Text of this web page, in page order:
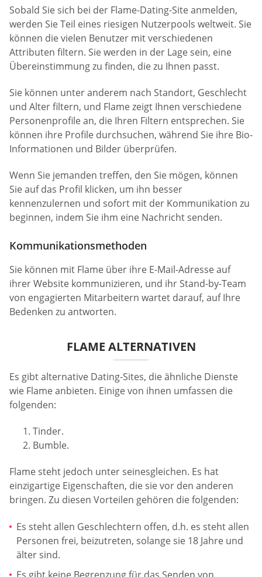
Sobald Sie sich bei der Flame-Dating-Site anmelden,
werden Sie Teil eines riesigen Nutzerpools weltweit. Sie
können die vielen Benutzer mit verschiedenen
Attributen filtern. Sie werden in der Lage sein, eine
Übereinstimmung zu finden, die zu Ihnen passt.
Sie können unter anderem nach Standort, Geschlecht
und Alter filtern, und Flame zeigt Ihnen verschiedene
Personenprofile an, die Ihren Filtern entsprechen. Sie
können ihre Profile durchsuchen, während Sie ihre Bio-
Informationen und Bilder überprüfen.
Wenn Sie jemanden treffen, den Sie mögen, können
Sie auf das Profil klicken, um ihn besser
kennenzulernen und sofort mit der Kommunikation zu
beginnen, indem Sie ihm eine Nachricht senden.
Kommunikationsmethoden
Sie können mit Flame über ihre E-Mail-Adresse auf
ihrer Website kommunizieren, und ihr Stand-by-Team
von engagierten Mitarbeitern wartet darauf, auf Ihre
Bedenken zu antworten.
FLAME ALTERNATIVEN
Es gibt alternative Dating-Sites, die ähnliche Dienste
wie Flame anbieten. Einige von ihnen umfassen die
folgenden:
Tinder.
Bumble.
Flame steht jedoch unter seinesgleichen. Es hat
einzigartige Eigenschaften, die sie vor den anderen
bringen. Zu diesen Vorteilen gehören die folgenden:
Es steht allen Geschlechtern offen, d.h. es steht allen
Personen frei, beizutreten, solange sie 18 Jahre und
älter sind.
Es gibt keine Begrenzung für das Senden von